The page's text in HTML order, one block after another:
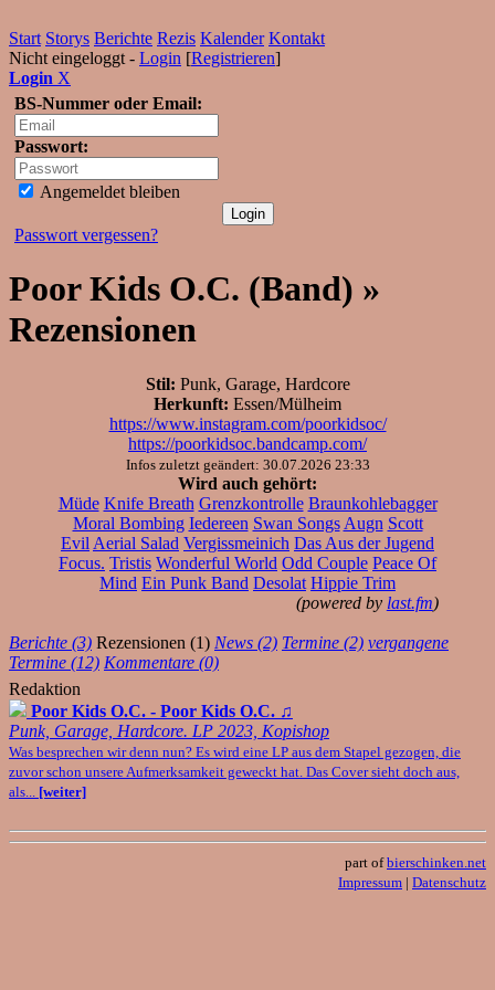
Start Storys Berichte Rezis Kalender Kontakt
Nicht eingeloggt - Login [Registrieren]
Login X
BS-Nummer oder Email:
Passwort:
Angemeldet bleiben
Passwort vergessen?
Poor Kids O.C. (Band) »
Rezensionen
Stil: Punk, Garage, Hardcore
Herkunft: Essen/Mülheim
https://www.instagram.com/poorkidsoc/
https://poorkidsoc.bandcamp.com/
Infos zuletzt geändert: 30.07.2026 23:33
Wird auch gehört:
Müde Knife Breath Grenzkontrolle Braunkohlebagger
Moral Bombing Iedereen Swan Songs Augn Scott
Evil Aerial Salad Vergissmeinich Das Aus der Jugend
Focus. Tristis Wonderful World Odd Couple Peace Of
Mind Ein Punk Band Desolat Hippie Trim
(powered by last.fm)
Berichte (3) Rezensionen (1) News (2) Termine (2) vergangene
Termine (12) Kommentare (0)
Redaktion
Poor Kids O.C. - Poor Kids O.C. ♫
Punk, Garage, Hardcore. LP 2023, Kopishop
Was besprechen wir denn nun? Es wird eine LP aus dem Stapel gezogen, die
zuvor schon unsere Aufmerksamkeit geweckt hat. Das Cover sieht doch aus,
als... [weiter]
part ofbierschinken.net
Impressum | Datenschutz